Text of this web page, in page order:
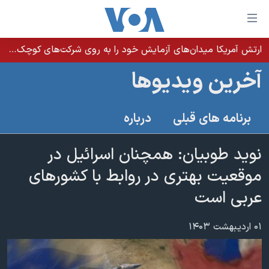
لینکهای
قابل
دسترسی
جهش
اصلی
جهش
به
صفحه
اصلی
جهش
جستجو
خانه
نسخه سبک وب‌سایت
آمریکا
جهان
ورزشی
ویژه برنامه‌ها
ویدیوها
برنامه های تلویزیونی
جدول برنامه ها
صفحه‌های ویژه
جام جهانی ۲۰۲۶
۲۵۰سالگی آمریکا
بایگانی برنامه‌های تلویزیونی
فرکانس‌های صدای آمریکا
یادگیری زبان انگلیسی
ارتش آمریکا میدان‌های آزمایش خود را به روی شرکت‌های کوچک می‌گشاید تا تسلیحات سریع‌تر به میدان نبرد برسد
آخرین ویدیوها
برنامه های قبلی درباره
نوید طوبیان: همچنان اسرائیل در
موقعیت بهتری در روابط با کشورهای
عربی است
۰۱ اردیبهشت ۱۴۰۳